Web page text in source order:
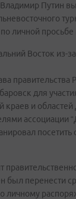
Путин
личной просьбе
Восток из-
правительства
для
и областей
ассоциации
посетить
был перенести
личному